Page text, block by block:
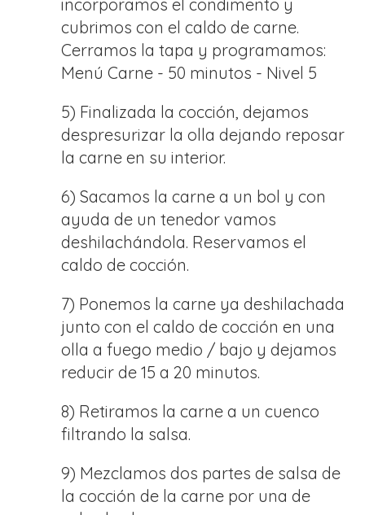
incorporamos el condimento y
cubrimos con el caldo de carne.
Cerramos la tapa y programamos:
Menú Carne - 50 minutos - Nivel 5
5) Finalizada la cocción, dejamos
despresurizar la olla dejando reposar
la carne en su interior.
6) Sacamos la carne a un bol y con
ayuda de un tenedor vamos
deshilachándola. Reservamos el
caldo de cocción.
7) Ponemos la carne ya deshilachada
junto con el caldo de cocción en una
olla a fuego medio / bajo y dejamos
reducir de 15 a 20 minutos.
8) Retiramos la carne a un cuenco
filtrando la salsa.
9) Mezclamos dos partes de salsa de
la cocción de la carne por una de